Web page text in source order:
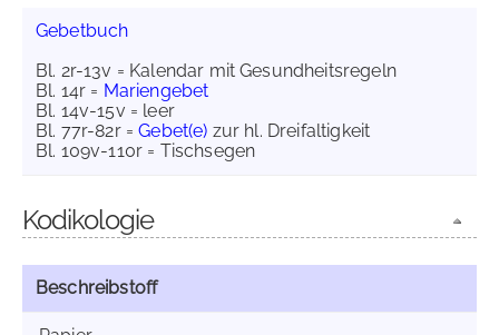
Gebetbuch
Bl. 2r-13v = Kalendar mit Gesundheitsregeln
Bl. 14r = Mariengebet
Bl. 14v-15v = leer
Bl. 77r-82r =Gebet(e) zur hl. Dreifaltigkeit
Bl. 109v-110r = Tischsegen
Kodikologie
Beschreibstoff